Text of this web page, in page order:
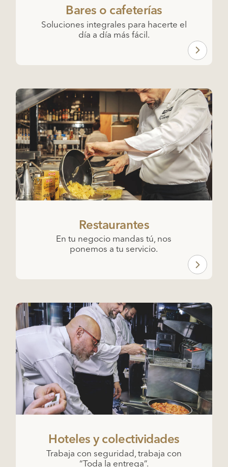
Bares o cafeterías
Soluciones integrales para hacerte el
día a día más fácil.
Restaurantes
En tu negocio mandas tú, nos
ponemos a tu servicio.
Hoteles y colectividades
Trabaja con seguridad, trabaja con
“Toda la entrega”.